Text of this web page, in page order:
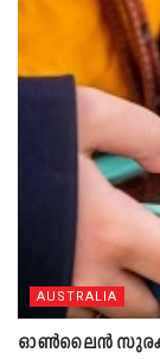
AUSTRALIA
ഓൺലൈൻ സുരക്ഷ